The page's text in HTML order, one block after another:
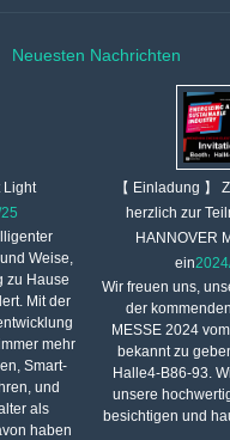
Neuesten Nachrichten
Light
Weise,
zu Hause
Mit der
mehr
Smart-
und
als
haben
【 Einladung 】
herzlich zur
HANNOVER
ein
Wir freuen uns,
der
MESSE 2024
bekannt zu
Halle4-B86-93.
unsere
besichtigen und